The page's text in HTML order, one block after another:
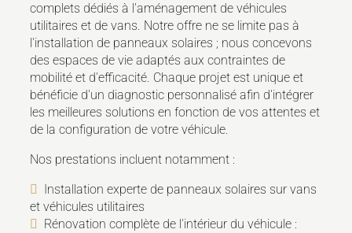
complets dédiés à l'aménagement de véhicules
utilitaires et de vans. Notre offre ne se limite pas à
l'installation de panneaux solaires ; nous concevons
des espaces de vie adaptés aux contraintes de
mobilité et d'efficacité. Chaque projet est unique et
bénéficie d'un diagnostic personnalisé afin d'intégrer
les meilleures solutions en fonction de vos attentes et
de la configuration de votre véhicule.
Nos prestations incluent notamment :
Installation experte de panneaux solaires sur vans
et véhicules utilitaires
Rénovation complète de l'intérieur du véhicule :